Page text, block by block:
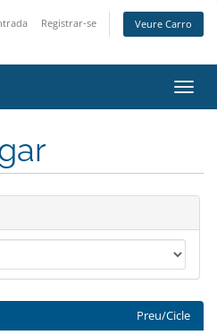
Registrar-se Veure Carro
la
Preu/Cicle